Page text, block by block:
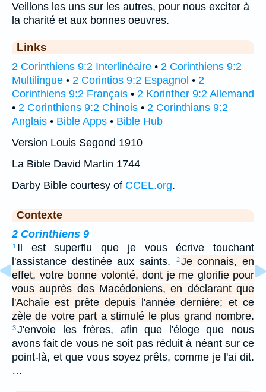
Veillons les uns sur les autres, pour nous exciter à
la charité et aux bonnes oeuvres.
Links
2 Corinthiens 9:2 Interlinéaire • 2 Corinthiens 9:2
Multilingue • 2 Corintios 9:2 Espagnol • 2
Corinthiens 9:2 Français • 2 Korinther 9:2 Allemand
• 2 Corinthiens 9:2 Chinois • 2 Corinthians 9:2
Anglais • Bible Apps • Bible Hub
Version Louis Segond 1910
La Bible David Martin 1744
Darby Bible courtesy of CCEL.org.
Contexte
2 Corinthiens 9
1 Il est superflu que je vous écrive touchant
l'assistance destinée aux saints.
2Je connais, en
effet, votre bonne volonté, dont je me glorifie pour
vous auprès des Macédoniens, en déclarant que
l'Achaïe est prête depuis l'année dernière; et ce
zèle de votre part a stimulé le plus grand nombre.
3J'envoie les frères, afin que l'éloge que nous
avons fait de vous ne soit pas réduit à néant sur ce
point-là, et que vous soyez prêts, comme je l'ai dit.
…